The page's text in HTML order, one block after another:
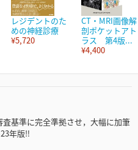
レジデントのた
めの神経診療
¥5,720
CT・MRI画像解
剖ポケットアト
ラス 第4版...
¥4,400
基準に完全準拠させ，大幅に加筆
年版‼